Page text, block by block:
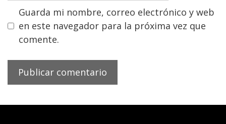
Guarda mi nombre, correo electrónico y web
en este navegador para la próxima vez que
comente.